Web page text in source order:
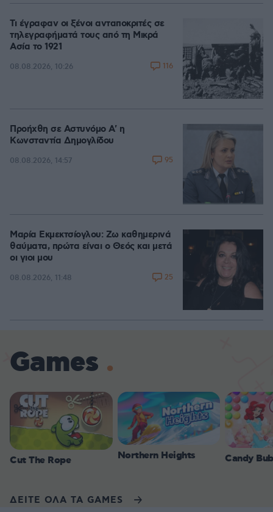
Τι έγραφαν οι ξένοι ανταποκριτές σε
τηλεγραφήματά τους από τη Μικρά
Ασία το 1921
08.08.2026, 10:26 116
Προήχθη σε Αστυνόμο Α' η
Κωνσταντία Δημογλίδου
08.08.2026, 14:57 95
Μαρία Εκμεκτσίογλου: Ζω καθημερινά
θαύματα, πρώτα είναι ο Θεός και μετά
οι γιοι μου
08.08.2026, 11:48 25
Games
Cut The Rope Northern Heights Candy
ΔΕΙΤΕ ΟΛΑ ΤΑ GAMES